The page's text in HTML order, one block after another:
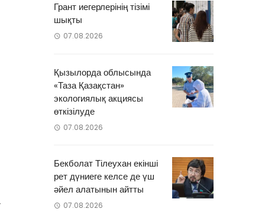
Грант иегерлерінің тізімі
шықты
07.08.2026
Қызылорда облысында
«Таза Қазақстан»
экологиялық акциясы
өткізілуде
07.08.2026
Бекболат Тілеухан екінші
рет дүниеге келсе де үш
әйел алатынын айтты
07.08.2026